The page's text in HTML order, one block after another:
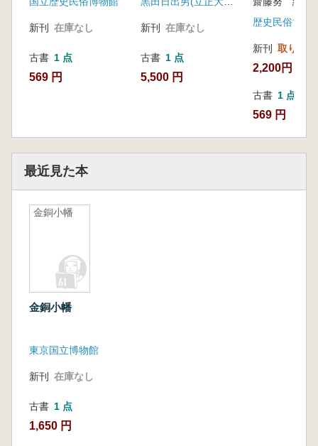
新刊 在庫なし
古書 1 点
569 円
新刊 在庫なし
古書 1 点
5,500 円
に関する研究
歴史民俗博物
新刊 取り寄せ
2,200円
古書 1 点
569 円
最近見た本
金銅小幡
金銅小幡
東京国立博物館
新刊 在庫なし
古書 1 点
1,650 円